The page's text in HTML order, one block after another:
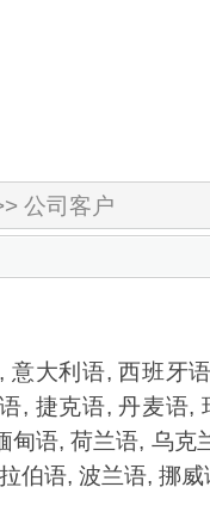
公司客户
, 意大利语,西班牙
, 捷克语,丹麦语,
甸语,荷兰语, 乌克
伯语, 波兰语, 挪威